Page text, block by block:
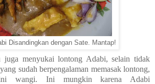
Disandingkan dengan Sate. Mantap!
juga menyukai lontong Adabi, selain tidak
sudah berpengalaman memasak lontong,
wangi. Ini mungkin karena Adabi